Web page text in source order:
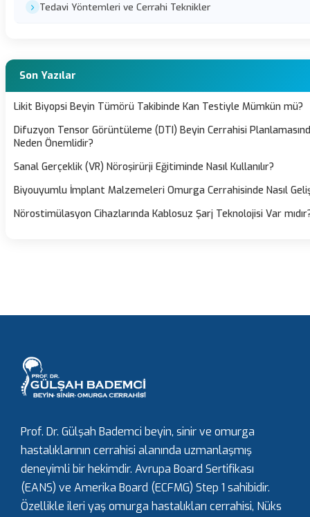
Tedavi Yöntemleri ve Cerrahi Teknikler
Son Yazılar
Likit Biyopsi Beyin Tümörü Takibinde Kan Testiyle Mümkün mü?
Difuzyon Tensor Görüntüleme (DTI) Beyin Cerrahisi
Neden Önemlidir?
Sanal Gerçeklik (VR) Nöroşirürji Eğitiminde Nasıl Kullanılır?
Biyouyumlu İmplant Malzemeleri Omurga Cerrahisinde Nasıl
Nörostimülasyon Cihazlarında Kablosuz Şarj Teknolojisi Var
Prof. Dr. Gülşah Bademci beyin, sinir ve omurga
hastalıklarının cerrahisi alanında uzmanlaşmış
deneyimli bir hekimdir. Avrupa Board Sertifikası
(EANS) ve Amerika Board (ECFMG) Step 1 sahibidir.
Özellikle ileri yaş omurga hastalıkları cerrahisi, Nüks